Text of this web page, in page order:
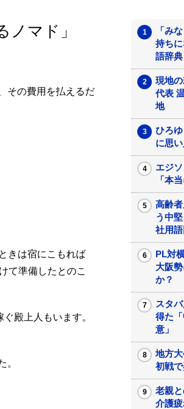
マド」
その費用を払えるだ
きは宿にこもれば
て準備したとのこ
殿上人もいます。
。
「み
持ち
語辞典
現地
代表
地
ひろ
に思
エジ
「本
高齢
う中
社用語
PL対
大阪
か？
スタ
得た
意」
地方
初戦
老親
介護